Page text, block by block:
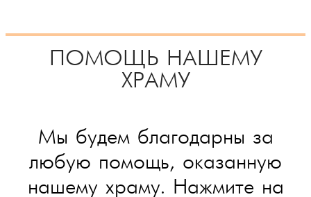
ПОМОЩЬ НАШЕМУ
ХРАМУ
Мы будем благодарны за
любую помощь, оказанную
нашему храму. Нажмите на